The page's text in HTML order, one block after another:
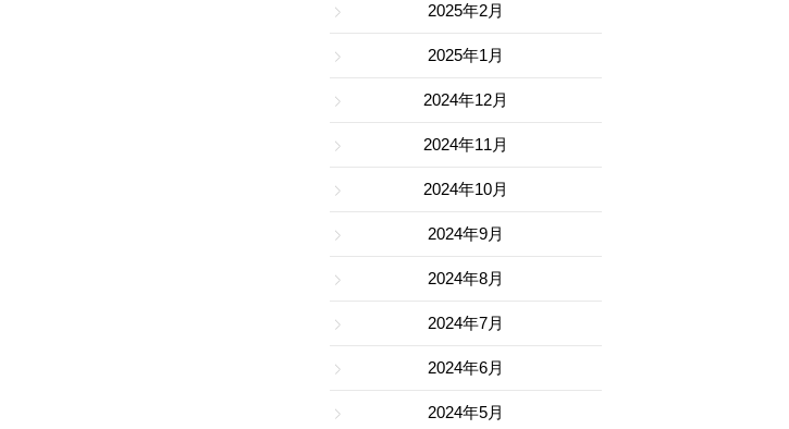
2025年2月
2025年1月
2024年12月
2024年11月
2024年10月
2024年9月
2024年8月
2024年7月
2024年6月
2024年5月